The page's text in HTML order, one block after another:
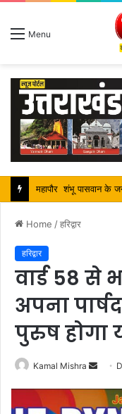
Menu
Home /हरिद्वार
हरिद्वार
वार्ड 58 से
अपना पार्षद
पुरुष होगा
Kamal Mishra
Send
email